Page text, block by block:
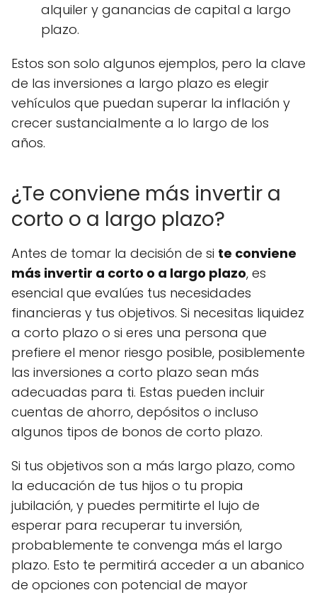
alquiler y ganancias de capital a largo
plazo.
Estos son solo algunos ejemplos, pero la clave
de las inversiones a largo plazo es elegir
vehículos que puedan superar la inflación y
crecer sustancialmente a lo largo de los
años.
¿Te conviene más invertir a
corto o a largo plazo?
Antes de tomar la decisión de si te conviene
más invertir a corto o a largo plazo, es
esencial que evalúes tus necesidades
financieras y tus objetivos. Si necesitas liquidez
a corto plazo o si eres una persona que
prefiere el menor riesgo posible, posiblemente
las inversiones a corto plazo sean más
adecuadas para ti. Estas pueden incluir
cuentas de ahorro, depósitos o incluso
algunos tipos de bonos de corto plazo.
Si tus objetivos son a más largo plazo, como
la educación de tus hijos o tu propia
jubilación, y puedes permitirte el lujo de
esperar para recuperar tu inversión,
probablemente te convenga más el largo
plazo. Esto te permitirá acceder a un abanico
de opciones con potencial de mayor